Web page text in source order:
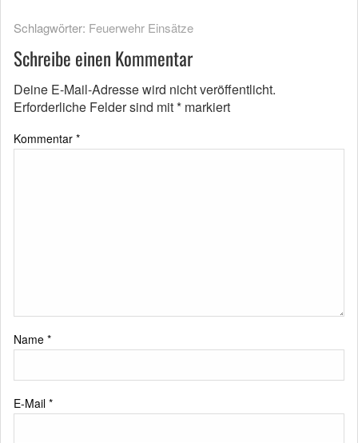
Schlagwörter: Feuerwehr Einsätze
Schreibe einen Kommentar
Deine E-Mail-Adresse wird nicht veröffentlicht.
Erforderliche Felder sind mit* markiert
Kommentar *
Name *
E-Mail *